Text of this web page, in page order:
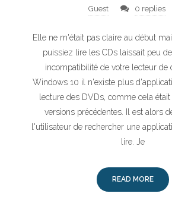
Guest 0 replies
Elle ne m'était pas claire au début
puissiez lire les CDs laissait peu
incompatibilité de votre lecteur de
Windows 10 il n'existe plus
lecture des DVDs, comme cela
versions précédentes. Il est alors
l'utilisateur de rechercher une
lire. Je
READ MORE